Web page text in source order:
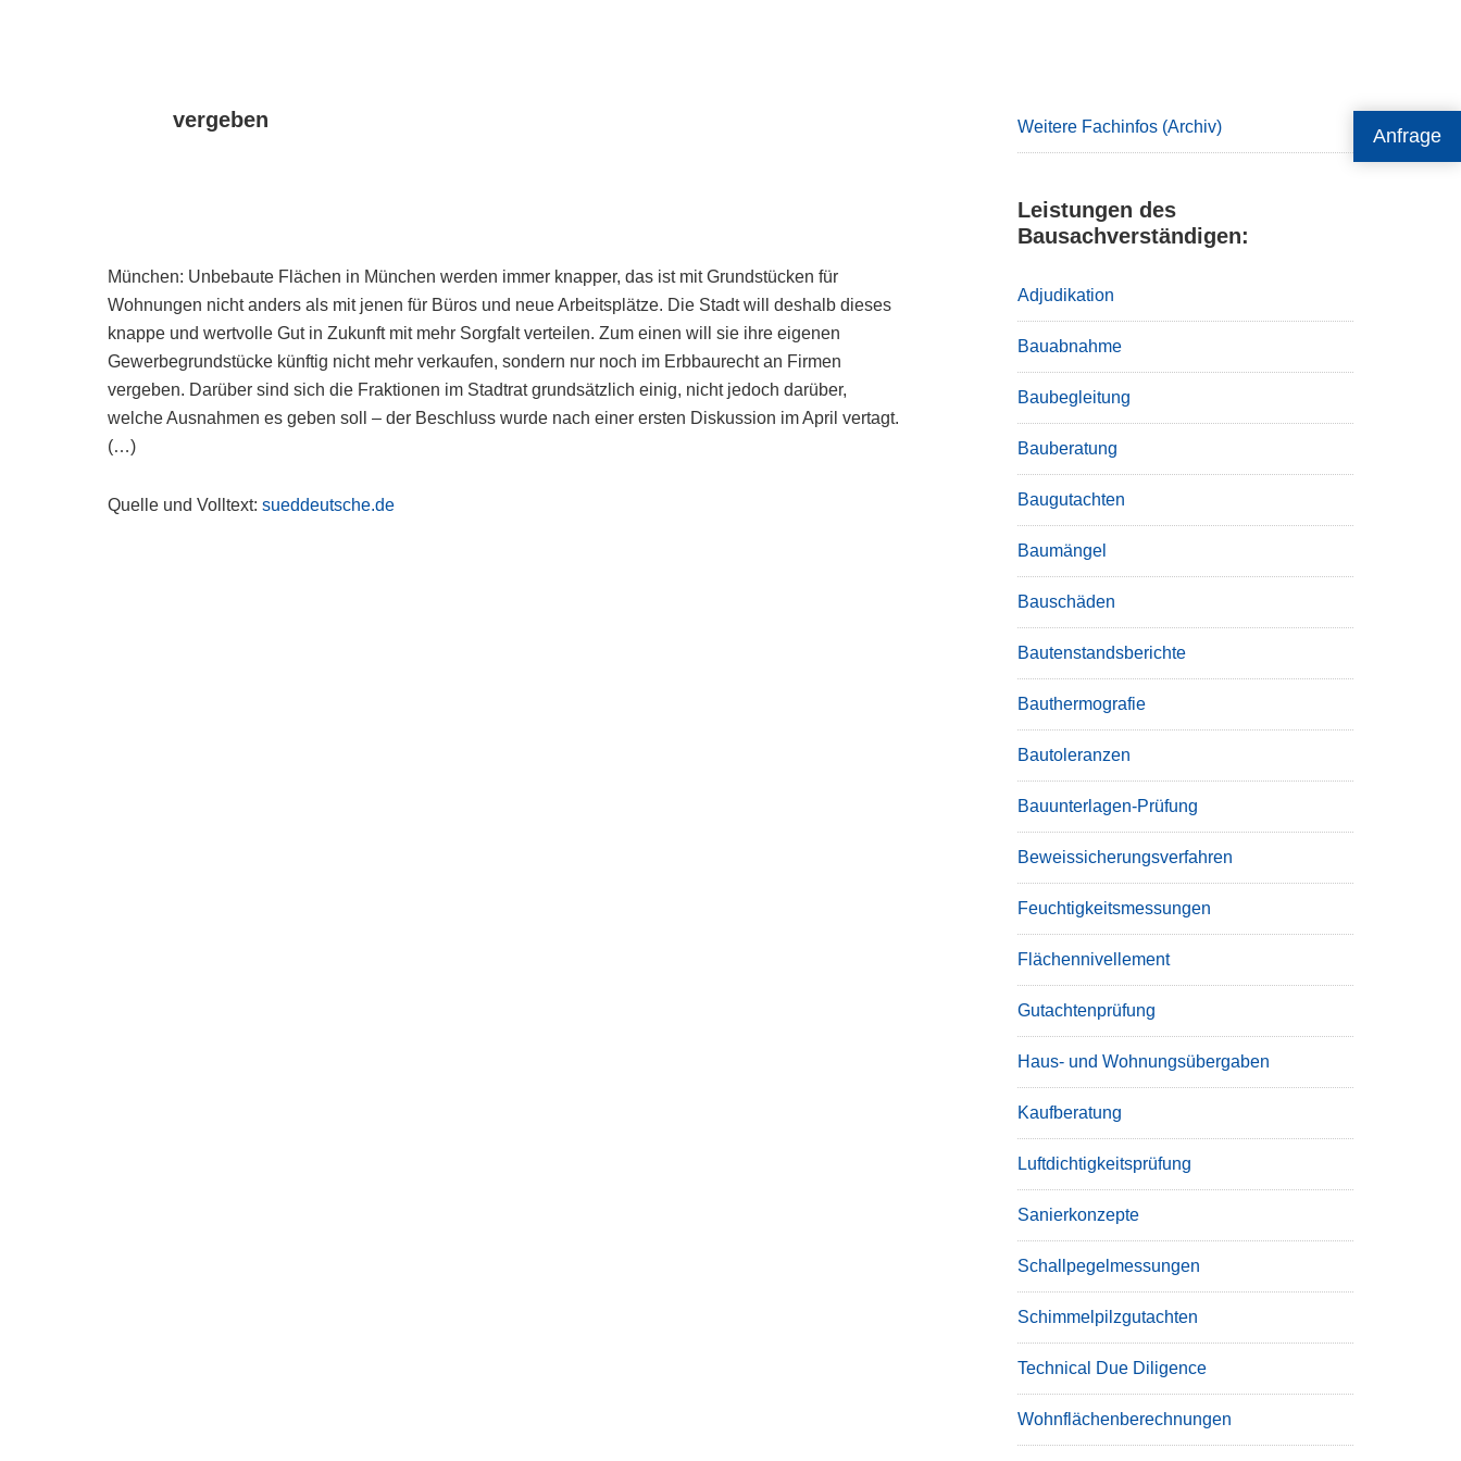
Anfrage
vergeben
München: Unbebaute Flächen in München werden immer knapper, das ist mit Grundstücken für
Wohnungen nicht anders als mit jenen für Büros und neue Arbeitsplätze. Die Stadt will deshalb dieses
knappe und wertvolle Gut in Zukunft mit mehr Sorgfalt verteilen. Zum einen will sie ihre eigenen
Gewerbegrundstücke künftig nicht mehr verkaufen, sondern nur noch im Erbbaurecht an Firmen
vergeben. Darüber sind sich die Fraktionen im Stadtrat grundsätzlich einig, nicht jedoch darüber,
welche Ausnahmen es geben soll – der Beschluss wurde nach einer ersten Diskussion im April vertagt.
(…)
Quelle und Volltext:sueddeutsche.de
Weitere Fachinfos (Archiv)
Leistungen des
Bausachverständigen:
Adjudikation
Bauabnahme
Baubegleitung
Bauberatung
Baugutachten
Baumängel
Bauschäden
Bautenstandsberichte
Bauthermografie
Bautoleranzen
Bauunterlagen-Prüfung
Beweissicherungsverfahren
Feuchtigkeitsmessungen
Flächennivellement
Gutachtenprüfung
Haus- und Wohnungsübergaben
Kaufberatung
Luftdichtigkeitsprüfung
Sanierkonzepte
Schallpegelmessungen
Schimmelpilzgutachten
Technical Due Diligence
Wohnflächenberechnungen